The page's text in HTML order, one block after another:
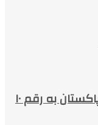
افزایش حجم تجارت بین ایران و پاکستان به رقم ۱۰